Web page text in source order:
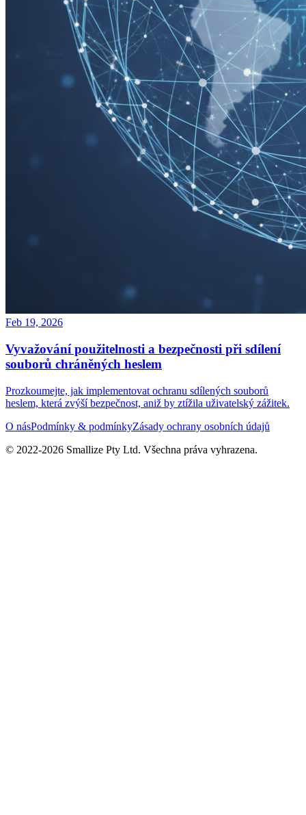
Feb 19, 2026
Vyvažování použitelnosti a bezpečnosti při sdílení
souborů chráněných heslem
Prozkoumejte, jak implementovat ochranu sdílených souborů
heslem, která zvýší bezpečnost, aniž by ztížila uživatelský zážitek.
O násPodmínky & podmínkyZásady ochrany osobních údajů
© 2022-2026 Smallize Pty Ltd. Všechna práva vyhrazena.